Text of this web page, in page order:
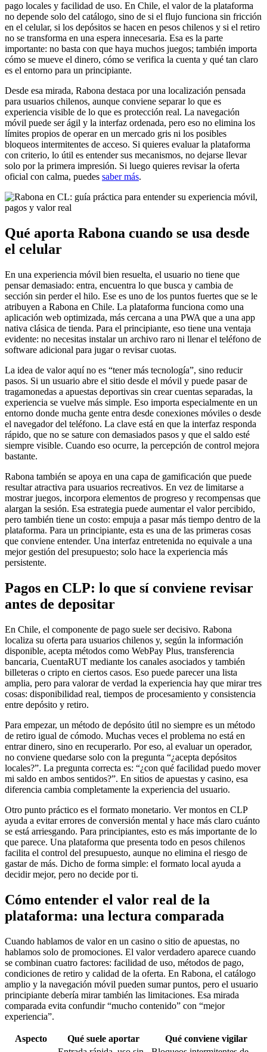
pago locales y facilidad de uso. En Chile, el valor de la plataforma
no depende solo del catálogo, sino de si el flujo funciona sin fricción
en el celular, si los depósitos se hacen en pesos chilenos y si el retiro
no se transforma en una espera innecesaria. Esa es la parte
importante: no basta con que haya muchos juegos; también importa
cómo se mueve el dinero, cómo se verifica la cuenta y qué tan claro
es el entorno para un principiante.
Desde esa mirada, Rabona destaca por una localización pensada
para usuarios chilenos, aunque conviene separar lo que es
experiencia visible de lo que es protección real. La navegación
móvil puede ser ágil y la interfaz ordenada, pero eso no elimina los
límites propios de operar en un mercado gris ni los posibles
bloqueos intermitentes de acceso. Si quieres evaluar la plataforma
con criterio, lo útil es entender sus mecanismos, no dejarse llevar
solo por la primera impresión. Si luego quieres revisar la oferta
oficial con calma, puedes saber más.
Qué aporta Rabona cuando se usa desde
el celular
En una experiencia móvil bien resuelta, el usuario no tiene que
pensar demasiado: entra, encuentra lo que busca y cambia de
sección sin perder el hilo. Ese es uno de los puntos fuertes que se le
atribuyen a Rabona en Chile. La plataforma funciona como una
aplicación web optimizada, más cercana a una PWA que a una app
nativa clásica de tienda. Para el principiante, eso tiene una ventaja
evidente: no necesitas instalar un archivo raro ni llenar el teléfono de
software adicional para jugar o revisar cuotas.
La idea de valor aquí no es “tener más tecnología”, sino reducir
pasos. Si un usuario abre el sitio desde el móvil y puede pasar de
tragamonedas a apuestas deportivas sin crear cuentas separadas, la
experiencia se vuelve más simple. Eso importa especialmente en un
entorno donde mucha gente entra desde conexiones móviles o desde
el navegador del teléfono. La clave está en que la interfaz responda
rápido, que no se sature con demasiados pasos y que el saldo esté
siempre visible. Cuando eso ocurre, la percepción de control mejora
bastante.
Rabona también se apoya en una capa de gamificación que puede
resultar atractiva para usuarios recreativos. En vez de limitarse a
mostrar juegos, incorpora elementos de progreso y recompensas que
alargan la sesión. Esa estrategia puede aumentar el valor percibido,
pero también tiene un costo: empuja a pasar más tiempo dentro de la
plataforma. Para un principiante, esta es una de las primeras cosas
que conviene entender. Una interfaz entretenida no equivale a una
mejor gestión del presupuesto; solo hace la experiencia más
persistente.
Pagos en CLP: lo que sí conviene revisar
antes de depositar
En Chile, el componente de pago suele ser decisivo. Rabona
localiza su oferta para usuarios chilenos y, según la información
disponible, acepta métodos como WebPay Plus, transferencia
bancaria, CuentaRUT mediante los canales asociados y también
billeteras o cripto en ciertos casos. Eso puede parecer una lista
amplia, pero para valorar de verdad la experiencia hay que mirar tres
cosas: disponibilidad real, tiempos de procesamiento y consistencia
entre depósito y retiro.
Para empezar, un método de depósito útil no siempre es un método
de retiro igual de cómodo. Muchas veces el problema no está en
entrar dinero, sino en recuperarlo. Por eso, al evaluar un operador,
no conviene quedarse solo con la pregunta “¿acepta depósitos
locales?”. La pregunta correcta es: “¿con qué facilidad puedo mover
mi saldo en ambos sentidos?”. En sitios de apuestas y casino, esa
diferencia cambia completamente la experiencia del usuario.
Otro punto práctico es el formato monetario. Ver montos en CLP
ayuda a evitar errores de conversión mental y hace más claro cuánto
se está arriesgando. Para principiantes, esto es más importante de lo
que parece. Una plataforma que presenta todo en pesos chilenos
facilita el control del presupuesto, aunque no elimina el riesgo de
gastar de más. Dicho de forma simple: el formato local ayuda a
decidir mejor, pero no decide por ti.
Cómo entender el valor real de la
plataforma: una lectura comparada
Cuando hablamos de valor en un casino o sitio de apuestas, no
hablamos solo de promociones. El valor verdadero aparece cuando
se combinan cuatro factores: facilidad de uso, métodos de pago,
condiciones de retiro y calidad de la oferta. En Rabona, el catálogo
amplio y la navegación móvil pueden sumar puntos, pero el usuario
principiante debería mirar también las limitaciones. Esa mirada
comparada evita confundir “mucho contenido” con “mejor
experiencia”.
Aspecto Qué suele aportar
Qué conviene vigilar